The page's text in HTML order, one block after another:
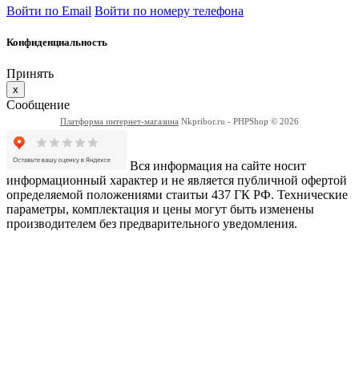
Войти по Email Войти по номеру телефона
Конфиденциальность
Принять
x
Сообщение
Платформа интернет-магазина Nkpribor.ru - PHPShop © 2026
Вся информация на сайте носит
информационный характер и не является публичной офертой
определяемой положениями стаитьи 437 ГК РФ. Технические
параметры, комплектация и цены могут быть изменены
производителем без предварительного уведомления.